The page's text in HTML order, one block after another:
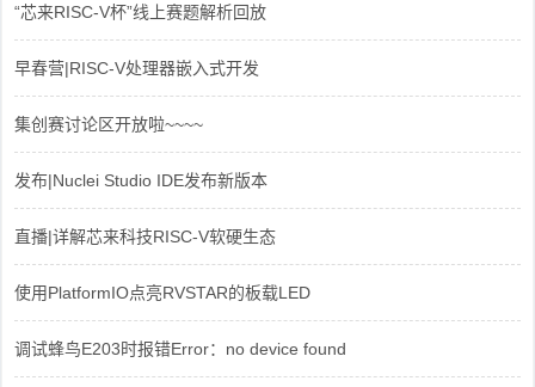
“芯来RISC-V杯”线上赛题解析回放
早春营|RISC-V处理器嵌入式开发
集创赛讨论区开放啦~~~~
发布|Nuclei Studio IDE发布新版本
直播|详解芯来科技RISC-V软硬生态
使用PlatformIO点亮RVSTAR的板载LED
调试蜂鸟E203时报错Error：no device found